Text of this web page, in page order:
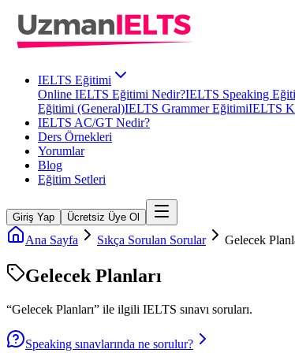
IELTS Eğitimi
Online IELTS Eğitimi Nedir?IELTS Speaking
Eğitimi (General)IELTS Grammer EğitimiIELTS
IELTS AC/GT Nedir?
Ders Örnekleri
Yorumlar
Blog
Eğitim Setleri
Giriş Yap Ücretsiz Üye Ol
Ana Sayfa Sıkça Sorulan Sorular Gelecek
Gelecek Planları
“Gelecek Planları” ile ilgili IELTS sınavı soruları.
Speaking sınavlarında ne sorulur?